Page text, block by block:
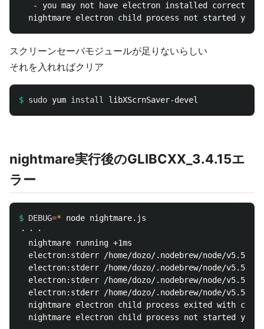
- you may not have electron installed correctly
スクリーンセーバモジュールが足りないらしい
それを入れればクリア
$ sudo yum install
nightmare実行後のGLIBCXX_3.4.15エ
ラー
$ DEBUG=*
・・・
  nightmare running +1ms
electron:stderr /home/dozo/.nodebrew/node/
electron:stderr /home/dozo/.nodebrew/node/
electron:stderr /home/dozo/.nodebrew/node/
electron:stderr /home/dozo/.nodebrew/node/
nightmare electron child process exited with